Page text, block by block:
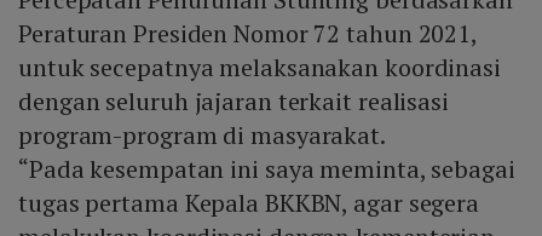
Peraturan Presiden Nomor 72 tahun 2021,
untuk secepatnya melaksanakan koordinasi
dengan seluruh jajaran terkait realisasi
program-program di masyarakat.
“Pada kesempatan ini saya meminta, sebagai
tugas pertama Kepala BKKBN, agar segera